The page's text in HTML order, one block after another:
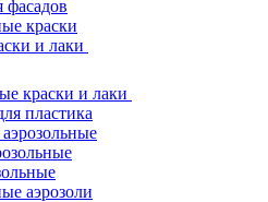
фасадов
краски
и лаки
краски и лаки
пластика
аэрозоли